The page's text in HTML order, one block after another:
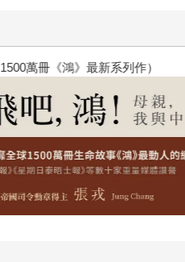
全球逾1500萬冊《鴻》最新系列